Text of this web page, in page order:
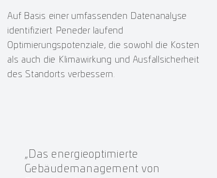
Auf Basis einer umfassenden Datenanalyse
identifiziert Peneder laufend
Optimierungspotenziale, die sowohl die Kosten
als auch die Klimawirkung und Ausfallsicherheit
des Standorts verbessern.
„Das energieoptimierte
Gebäudemanagement von